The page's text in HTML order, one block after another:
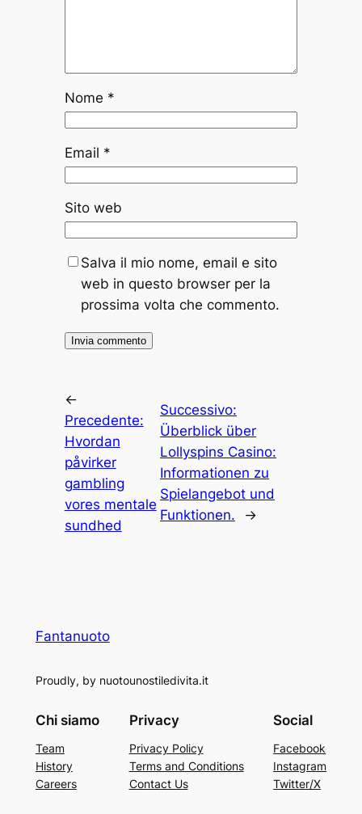
Nome *
Email *
Sito web
Salva il mio nome, email e sito
web in questo browser per la
prossima volta che commento.
←
Precedente:
Hvordan
påvirker
gambling
vores mentale
sundhed
Successivo:
Überblick über
Lollyspins Casino:
Informationen zu
Spielangebot und
Funktionen.
→
Fantanuoto
Proudly, by nuotounostiledivita.it
Chi siamo
Team
History
Careers
Privacy
Privacy Policy
Terms and Conditions
Contact Us
Social
Facebook
Instagram
Twitter/X